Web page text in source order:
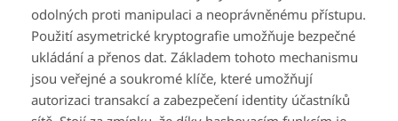
odolných proti manipulaci a neoprávněnému přístupu.
Použití asymetrické kryptografie umožňuje bezpečné
ukládání a přenos dat. Základem tohoto mechanismu
jsou veřejné a soukromé klíče, které umožňují
autorizaci transakcí a zabezpečení identity účastníků